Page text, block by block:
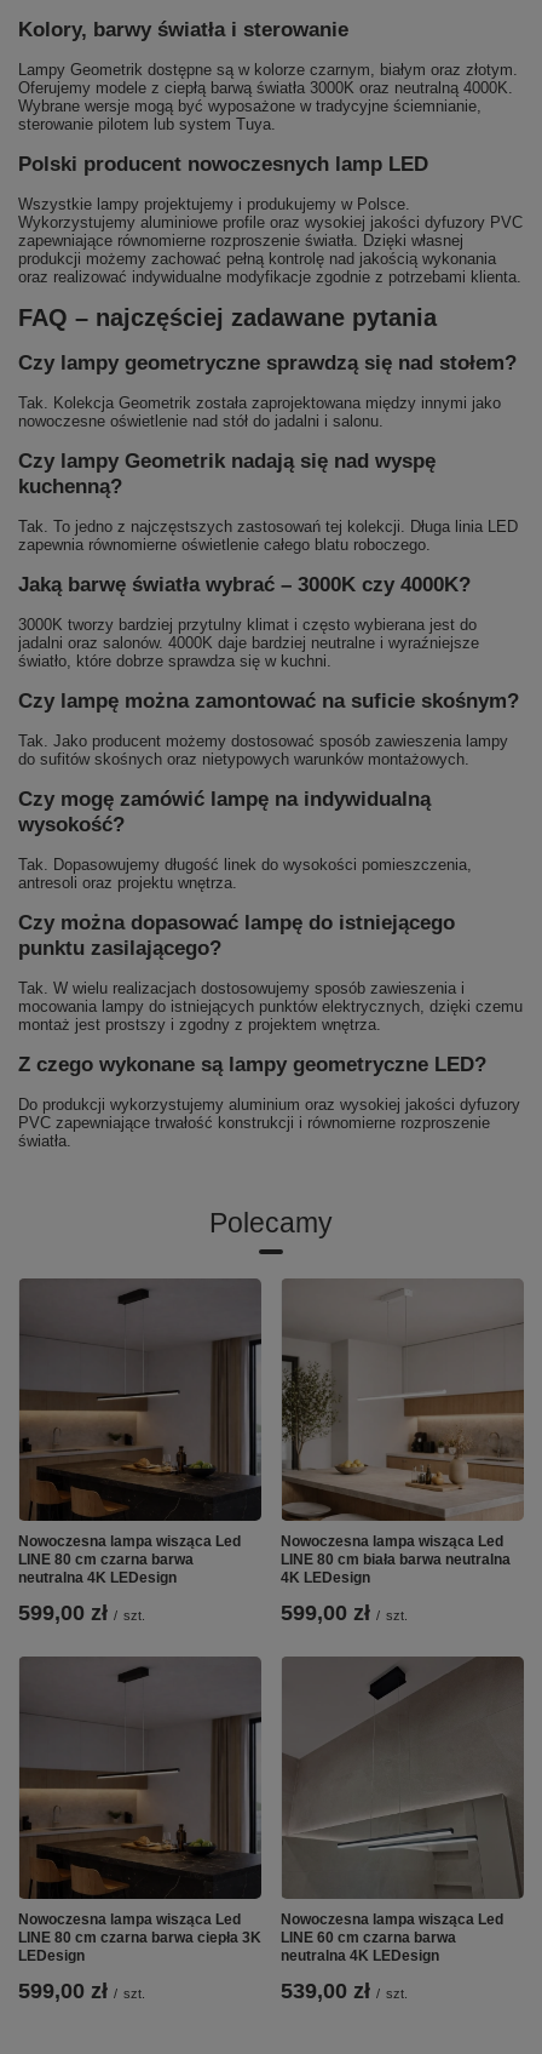
Kolory, barwy światła i sterowanie
Lampy Geometrik dostępne są w kolorze czarnym, białym oraz złotym.
Oferujemy modele z ciepłą barwą światła 3000K oraz neutralną 4000K.
Wybrane wersje mogą być wyposażone w tradycyjne ściemnianie,
sterowanie pilotem lub system Tuya.
Polski producent nowoczesnych lamp LED
Wszystkie lampy projektujemy i produkujemy w Polsce.
Wykorzystujemy aluminiowe profile oraz wysokiej jakości dyfuzory PVC
zapewniające równomierne rozproszenie światła. Dzięki własnej
produkcji możemy zachować pełną kontrolę nad jakością wykonania
oraz realizować indywidualne modyfikacje zgodnie z potrzebami klienta.
FAQ – najczęściej zadawane pytania
Czy lampy geometryczne sprawdzą się nad stołem?
Tak. Kolekcja Geometrik została zaprojektowana między innymi jako
nowoczesne oświetlenie nad stół do jadalni i salonu.
Czy lampy Geometrik nadają się nad wyspę
kuchenną?
Tak. To jedno z najczęstszych zastosowań tej kolekcji. Długa linia LED
zapewnia równomierne oświetlenie całego blatu roboczego.
Jaką barwę światła wybrać – 3000K czy 4000K?
3000K tworzy bardziej przytulny klimat i często wybierana jest do
jadalni oraz salonów. 4000K daje bardziej neutralne i wyraźniejsze
światło, które dobrze sprawdza się w kuchni.
Czy lampę można zamontować na suficie skośnym?
Tak. Jako producent możemy dostosować sposób zawieszenia lampy
do sufitów skośnych oraz nietypowych warunków montażowych.
Czy mogę zamówić lampę na indywidualną
wysokość?
Tak. Dopasowujemy długość linek do wysokości pomieszczenia,
antresoli oraz projektu wnętrza.
Czy można dopasować lampę do istniejącego
punktu zasilającego?
Tak. W wielu realizacjach dostosowujemy sposób zawieszenia i
mocowania lampy do istniejących punktów elektrycznych, dzięki czemu
montaż jest prostszy i zgodny z projektem wnętrza.
Z czego wykonane są lampy geometryczne LED?
Do produkcji wykorzystujemy aluminium oraz wysokiej jakości dyfuzory
PVC zapewniające trwałość konstrukcji i równomierne rozproszenie
światła.
Polecamy
Nowoczesna lampa wisząca Led
LINE 80 cm czarna barwa
neutralna 4K LEDesign
599,00 zł / szt.
Nowoczesna lampa wisząca Led
LINE 80 cm biała barwa neutralna
4K LEDesign
599,00 zł / szt.
Nowoczesna lampa wisząca Led
LINE 80 cm czarna barwa ciepła 3K
LEDesign
599,00 zł / szt.
Nowoczesna lampa wisząca Led
LINE 60 cm czarna barwa
neutralna 4K LEDesign
539,00 zł / szt.